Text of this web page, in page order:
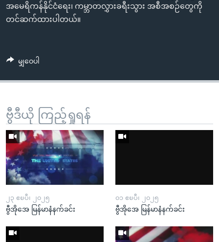
နေရာ
သို့
အမေရိကန်နိုင်ငံရေး၊ ကမ္ဘာတလွှားခရီးသွား အစီအစဉ်တွေကို
တင်ဆက်ထားပါတယ်။
မျှဝေပါ
ဗွီဒီယို ကြည့်ရှုရန်
၂၃ ဧၿပီ၊ ၂၀၂၅
ဗွီအိုအေ မြန်မာနံနက်ခင်း
၀၁ ဧၿပီ၊ ၂၀၂၅
ဗွီအိုအေ မြန်မာနံနက်ခင်း